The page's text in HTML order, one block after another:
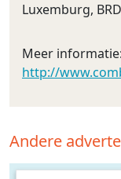
Luxemburg,
Meer informatie:
http://
Andere